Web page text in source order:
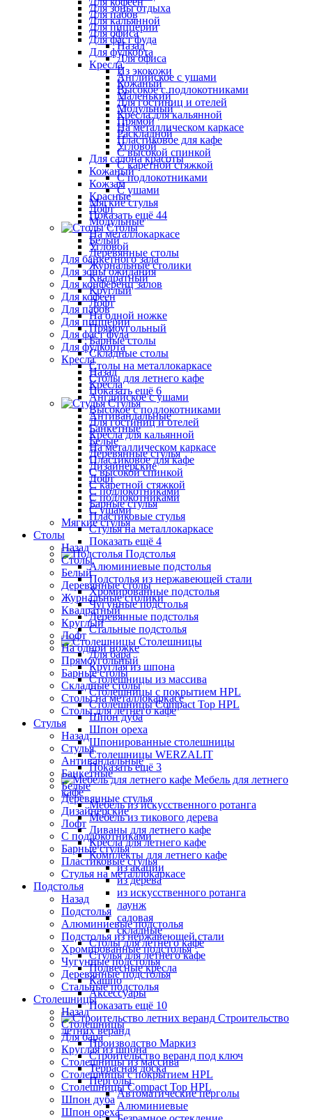
Для пабов
Для пиццерии
Для фаст фуда
Для фудкорта
Кресла
Английское с ушами
Высокое с подлокотниками
Для гостиниц и отелей
Кресла для кальянной
На металлическом каркасе
Пластиковое для кафе
С высокой спинкой
С каретной стяжкой
С подлокотниками
С ушами
Мягкие стулья
Показать ещё 44
Столы
Белый
Деревянные столы
Журнальные столики
Квадратный
Круглый
Лофт
На одной ножке
Прямоугольный
Барные столы
Складные столы
Столы на металлокаркасе
Столы для летнего кафе
Показать ещё 6
Стулья
Антивандальные
Банкетные
Белые
Деревянные стулья
Дизайнерские
Лофт
С подлокотниками
Барные стулья
Пластиковые стулья
Стулья на металлокаркасе
Показать ещё 4
Подстолья
Алюминиевые подстолья
Подстолья из нержавеющей стали
Хромированные подстолья
Чугунные подстолья
Деревянные подстолья
Стальные подстолья
Столешницы
Для бара
Круглая из шпона
Столешницы из массива
Столешницы с покрытием HPL
Столешницы Сompact Top HPL
Шпон дуба
Шпон ореха
Шпонированные столешницы
Столешницы WERZALIT
Показать ещё 3
Мебель для летнего
кафе
Мебель из искусственного ротанга
Мебель из тикового дерева
Диваны для летнего кафе
Кресла для летнего кафе
Комплекты для летнего кафе
из акации
из дерева
из искусственного ротанга
лаунж
садовая
складные
Столы для летнего кафе
Стулья для летнего кафе
Подвесные кресла
Кашпо
Аксессуары
Показать ещё 10
Строительство
летних веранд
Производство Маркиз
Строительство веранд под ключ
Террасная доска
Перголы
Автоматические перголы
Алюминиевые
Для зоны отдыха
Для кальянной
Для офиса
Назад
Для офиса
Из экокожи
Кожаный
Маленький
Модульный
Прямой
Раскладной
Угловой
Для салона красоты
Кожаный
Кожзам
Красные
Лофт
Модульные
На металлокаркасе
Угловой
Для банкетного зала
Для зоны ожидания
Для конференц залов
Для кофеен
Для пабов
Для пиццерии
Для фаст фуда
Для фудкорта
Кресла
Назад
Кресла
Английское с ушами
Высокое с подлокотниками
Для гостиниц и отелей
Кресла для кальянной
На металлическом каркасе
Пластиковое для кафе
С высокой спинкой
С каретной стяжкой
С подлокотниками
С ушами
Мягкие стулья
Столы
Назад
Столы
Белый
Деревянные столы
Журнальные столики
Квадратный
Круглый
Лофт
На одной ножке
Прямоугольный
Барные столы
Складные столы
Столы на металлокаркасе
Столы для летнего кафе
Стулья
Назад
Стулья
Антивандальные
Банкетные
Белые
Деревянные стулья
Дизайнерские
Лофт
С подлокотниками
Барные стулья
Пластиковые стулья
Стулья на металлокаркасе
Подстолья
Назад
Подстолья
Алюминиевые подстолья
Подстолья из нержавеющей стали
Хромированные подстолья
Чугунные подстолья
Деревянные подстолья
Стальные подстолья
Столешницы
Назад
Столешницы
Для бара
Круглая из шпона
Столешницы из массива
Столешницы с покрытием HPL
Столешницы Сompact Top HPL
Шпон дуба
Шпон ореха